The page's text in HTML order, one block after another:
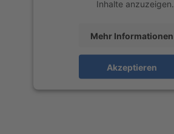
Inhalte anzuzeigen.
Mehr Informationen
Akzeptieren